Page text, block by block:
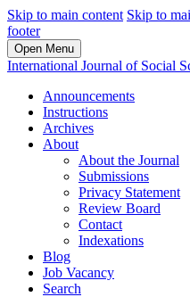
Skip to main content Skip to
footer
Open Menu
International Journal of Social
Announcements
Instructions
Archives
About
About the Journal
Submissions
Privacy Statement
Review Board
Contact
Indexations
Blog
Job Vacancy
Search